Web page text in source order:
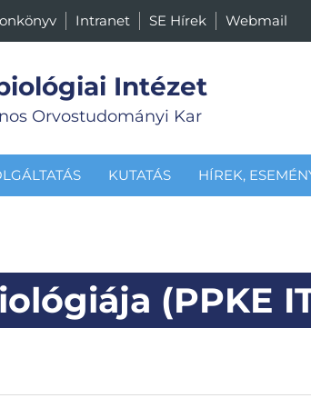
Intranet SE Hírek Webmail
Intézet
Orvostudományi Kar
KUTATÁS HÍREK,
(PPKE